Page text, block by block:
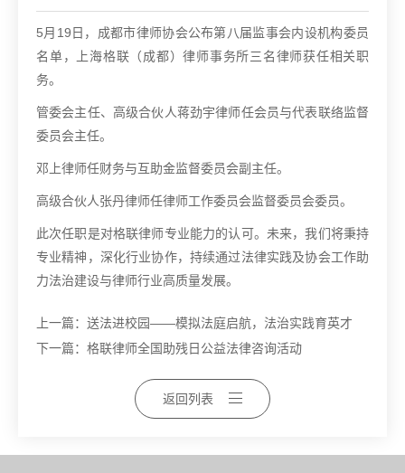
5月19日，成都市律师协会公布第八届监事会内设机构委员
名单，上海格联（成都）律师事务所三名律师获任相关职
务。
管委会主任、高级合伙人蒋劲宇律师任会员与代表联络监督
委员会主任。
邓上律师任财务与互助金监督委员会副主任。
高级合伙人张丹律师任律师工作委员会监督委员会委员。
此次任职是对格联律师专业能力的认可。未来，我们将秉持
专业精神，深化行业协作，持续通过法律实践及协会工作助
力法治建设与律师行业高质量发展。
上一篇： 送法进校园——模拟法庭启航，法治实践育英才
下一篇： 格联律师全国助残日公益法律咨询活动
返回列表